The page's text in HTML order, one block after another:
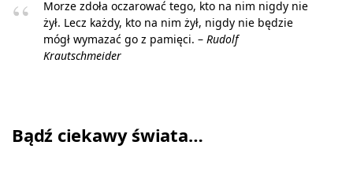
Morze zdoła oczarować tego, kto na nim nigdy nie
żył. Lecz każdy, kto na nim żył, nigdy nie będzie
mógł wymazać go z pamięci. – Rudolf
Krautschmeider
Bądź ciekawy świata…